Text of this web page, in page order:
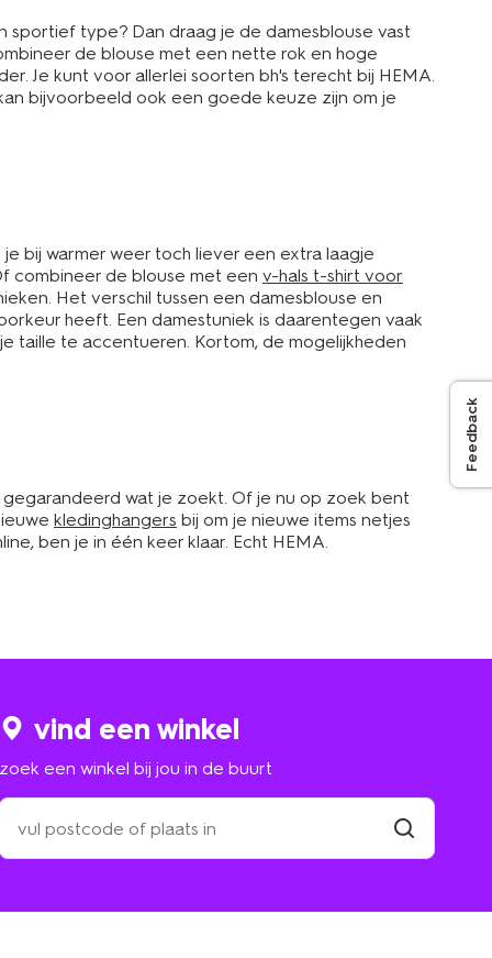
Feedback
sportief type? Dan draag je de damesblouse vast
de blouse met een nette rok en hoge
Je kunt voor allerlei soorten bh's terecht bij HEMA.
bijvoorbeeld ook een goede keuze zijn om je
bij warmer weer toch liever een extra laagje
combineer de blouse met een v-hals t-shirt voor
Het verschil tussen een damesblouse en
heeft. Een damestuniek is daarentegen vaak
taille te accentueren. Kortom, de mogelijkheden
wat je zoekt. Of je nu op zoek bent
kledinghangers bij om je nieuwe items netjes
ben je in één keer klaar. Echt HEMA.
vind een winkel
een winkel bij jou in de buurt